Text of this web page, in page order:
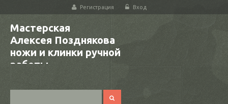
Регистрация Вход
Мастерская
Алексея Позднякова
ножи и клинки ручной
работы